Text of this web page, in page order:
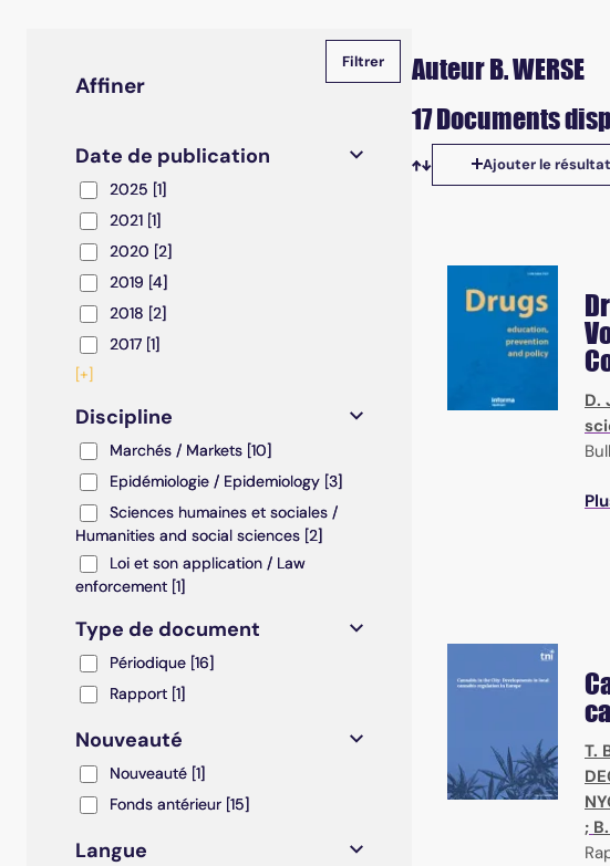
Affiner
Date de publication
20252025 [1]
20212021 [1]
20202020 [2]
20192019 [4]
20182018 [2]
20172017 [1]
[+]
Discipline
Marchés / Markets
Marchés / Markets [10]
Epidémiologie / Epidemiology
Epidémiologie / Epidemiology [3]
Sciences humaines et sociales / Humanities and social sciences
Sciences humaines et sociales /
Humanities and social sciences [2]
Loi et son application / Law enforcement
Loi et son application / Law
enforcement [1]
Type de document
Périodique
Périodique [16]
RapportRapport [1]
Nouveauté
Nouveauté
Nouveauté [1]
Fonds antérieur
Fonds antérieur [15]
Langue
Auteur B. WERSE
17 Documents
Tris disponibles
Ajouter le
D.
T.
;